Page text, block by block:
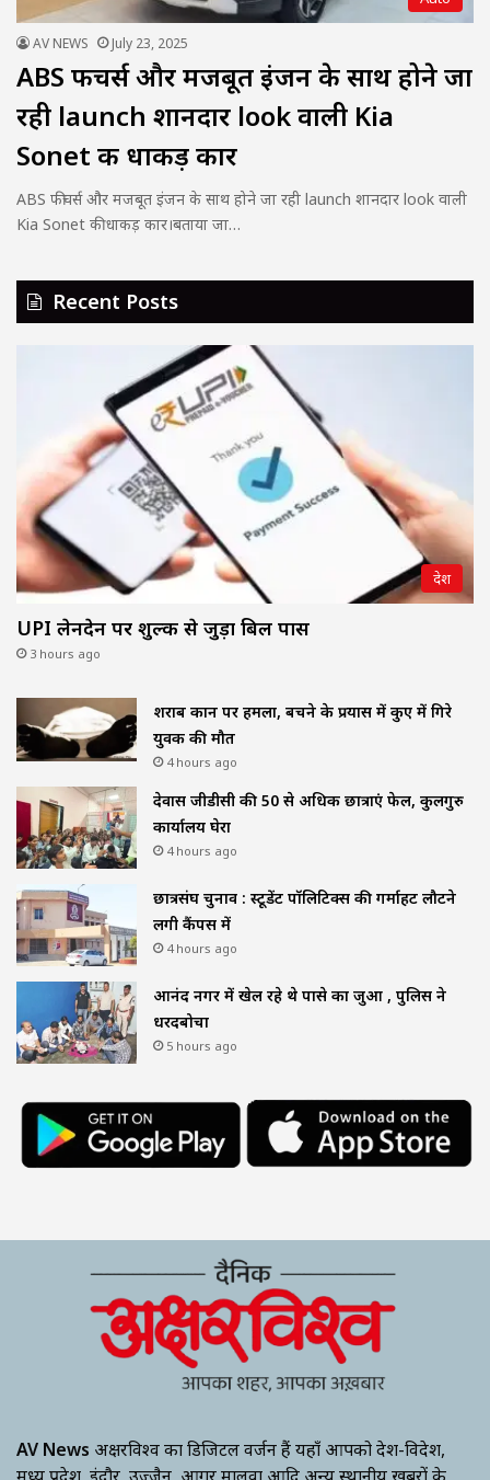
AV NEWS July 23, 2025
ABS फीचर्स और मजबूत इंजन के साथ होने जा
रही launch शानदार look वाली Kia
Sonet की धाकड़ कार
ABS फीचर्स और मजबूत इंजन के साथ होने जा रही launch शानदार look वाली
Kia Sonet की धाकड़ कार।बताया जा…
Recent Posts
देश
UPI लेनदेन पर शुल्क से जुड़ा बिल पास
3 hours ago
शराब दुकान पर हमला, बचने के प्रयास में कुए में गिरे
युवक की मौत
4 hours ago
देवास जीडीसी की 50 से अधिक छात्राएं फेल, कुलगुरु
कार्यालय घेरा
4 hours ago
छात्रसंघ चुनाव : स्टूडेंट पॉलिटिक्स की गर्माहट लौटने
लगी कैंपस में
4 hours ago
आनंद नगर में खेल रहे थे पासे का जुआ , पुलिस ने
धरदबोचा
5 hours ago
AV News अक्षरविश्व का डिजिटल वर्जन हैं यहाँ आपको देश-विदेश,